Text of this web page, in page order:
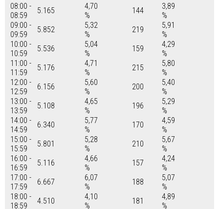
08:00 -
08:59
5.165
4,70
%
144
3,89
%
09:00 -
09:59
5.852
5,32
%
219
5,91
%
10:00 -
10:59
5.536
5,04
%
159
4,29
%
11:00 -
11:59
5.176
4,71
%
215
5,80
%
12:00 -
12:59
6.156
5,60
%
200
5,40
%
13:00 -
13:59
5.108
4,65
%
196
5,29
%
14:00 -
14:59
6.340
5,77
%
170
4,59
%
15:00 -
15:59
5.801
5,28
%
210
5,67
%
16:00 -
16:59
5.116
4,66
%
157
4,24
%
17:00 -
17:59
6.667
6,07
%
188
5,07
%
18:00 -
18:59
4.510
4,10
%
181
4,89
%